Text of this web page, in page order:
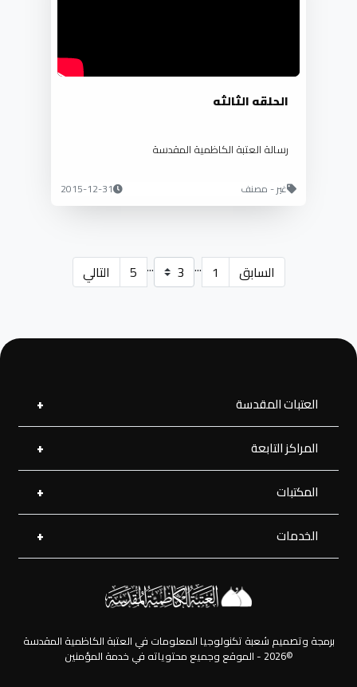
الحلقه الثالثه
رسالة العتبة الكاظمية المقدسة
غير - مصنف 2015-12-31
السابق 1
...
...
5 التالي
العتبات المقدسة
العتبة العلوية المقدسة
العتبة الحسينية المقدسة
العتبة الرضوية المقدسة
العتبة العسكرية المقدسة
العتبة العباسية المقدسة
المراكز التابعة
مركز القرآن الكريم
مركز إحياء التراث
مركز جود الجوادين لللإغاثة
المكتبات
المكتبة الإلكترونية
المكتبة الصوتية
المكتبة الفديوية
المكتبة الصورية
الخدمات
الرحلات
برمجة وتصميم شعبة تكنولوجيا المعلومات في العتبة الكاظمية المقدسة
©2026 - الموقع وجميع محتوياته في خدمة المؤمنين